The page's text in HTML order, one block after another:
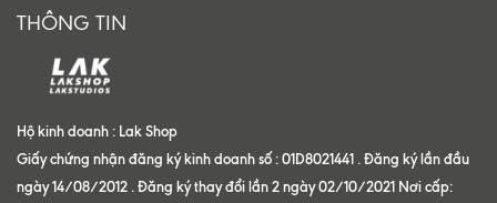
THÔNG TIN
Hộ kinh doanh : Lak Shop
Giấy chứng nhận đăng ký kinh doanh số : 01D8021441 . Đăng ký lần đầu
ngày 14/08/2012 . Đăng ký thay đổi lần 2 ngày 02/10/2021 Nơi cấp: